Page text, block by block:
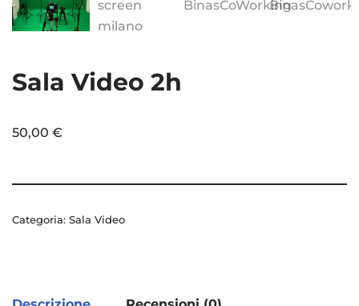
Sala Video 2h
50,00 €
Categoria: Sala Video